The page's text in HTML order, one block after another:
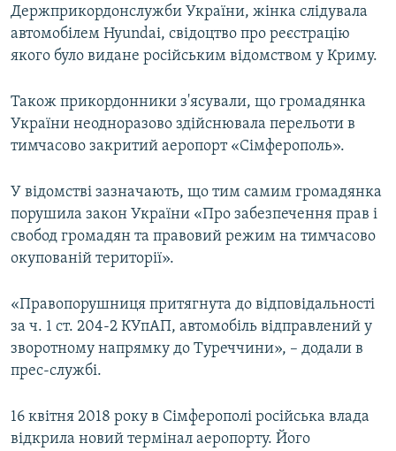
Держприкордонслужби України, жінка слідувала
автомобілем Hyundai, свідоцтво про реєстрацію
якого було видане російським відомством у Криму.
Також прикордонники з'ясували, що громадянка
України неодноразово здійснювала перельоти в
тимчасово закритий аеропорт «Сімферополь».
У відомстві зазначають, що тим самим громадянка
порушила закон України «Про забезпечення прав і
свобод громадян та правовий режим на тимчасово
окупованій території».
«Правопорушниця притягнута до відповідальності
за ч. 1 ст. 204-2 КУпАП, автомобіль відправлений у
зворотному напрямку до Туреччини», – додали в
прес-службі.
16 квітня 2018 року в Сімферополі російська влада
відкрила новий термінал аеропорту. Його